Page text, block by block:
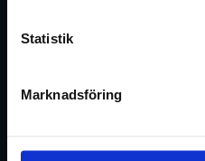
Statistik
Marknadsföring
KONFERENS